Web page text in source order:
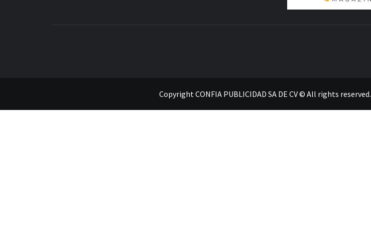
Copyright CONFIA PUBLICIDAD SA DE CV © All rights reserved.